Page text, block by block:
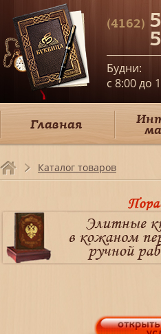
(4162)
Будни:
c 8:00 до
Главная
Каталог товаров